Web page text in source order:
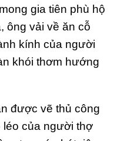
gia tiên phù hộ
ông vải về ăn cỗ
kính của người
khói thơm hướng
được vẽ thủ công
léo của người thợ